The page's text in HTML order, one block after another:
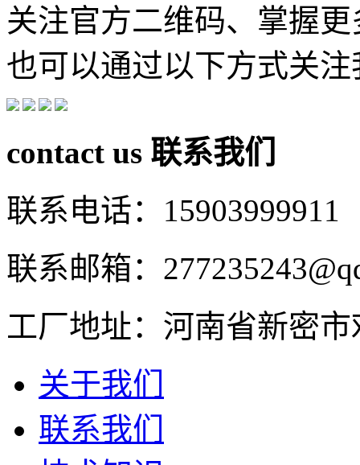
关注官方二维码、掌握
也可以通过以下方式关注
contact us 联系我们
联系电话：15903999911
联系邮箱：
工厂地址：河南省新密
关于我们
联系我们